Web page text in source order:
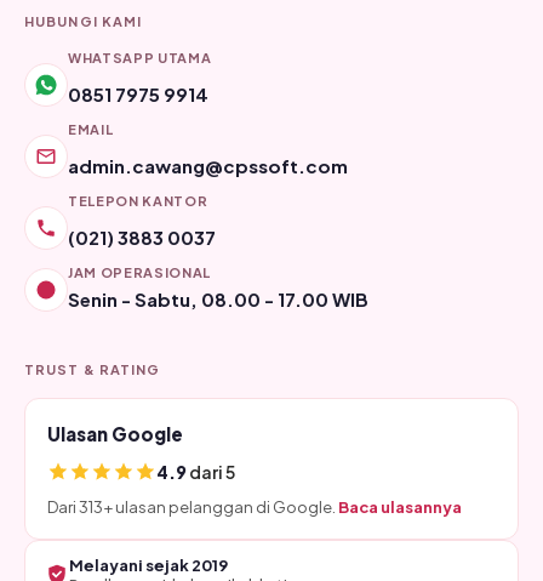
HUBUNGI KAMI
WHATSAPP UTAMA
0851 7975 9914
EMAIL
admin.cawang@cpssoft.com
TELEPON KANTOR
(021) 3883 0037
JAM OPERASIONAL
Senin - Sabtu, 08.00 - 17.00 WIB
TRUST & RATING
Ulasan Google
4.9dari 5
Dari 313+ ulasan pelanggan di Google. Baca ulasannya
Melayani sejak 2019